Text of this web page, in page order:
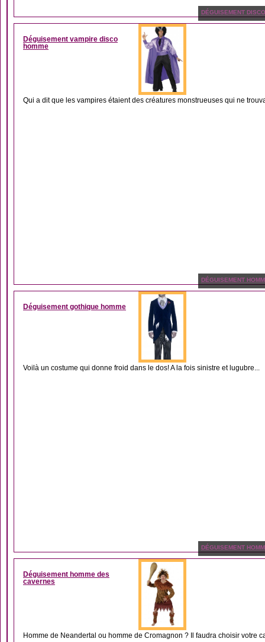
DÉGUISEMENT DISCO
Déguisement vampire disco
homme
Qui a dit que les vampires étaient des créatures monstrueuses qui ne
DÉGUISEMENT
Déguisement gothique homme
Voilà un costume qui donne froid dans le dos! A la fois sinistre et lugubre...
DÉGUISEMENT
Déguisement homme des
cavernes
Homme de Neandertal ou homme de Cromagnon ? Il faudra choisir votre